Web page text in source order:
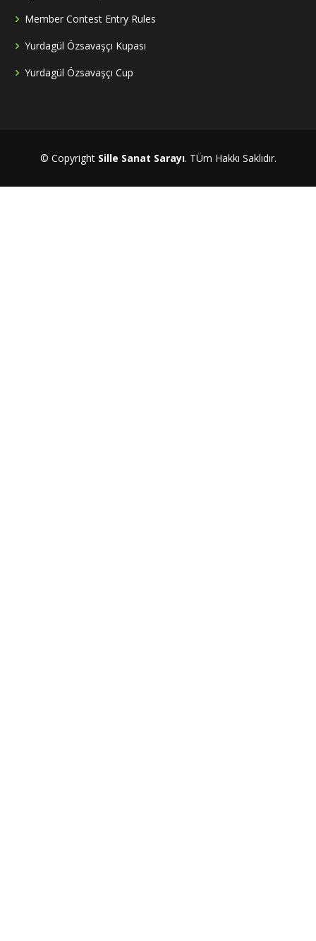
Member Contest Entry Rules
Yurdagül Özsavaşçı Kupası
Yurdagül Özsavaşçı Cup
© Copyright Sille Sanat Sarayı. TÜm Hakkı Saklıdır.